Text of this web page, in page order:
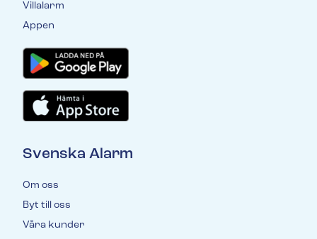
Villalarm
Appen
Svenska Alarm
Om oss
Byt till oss
Våra kunder